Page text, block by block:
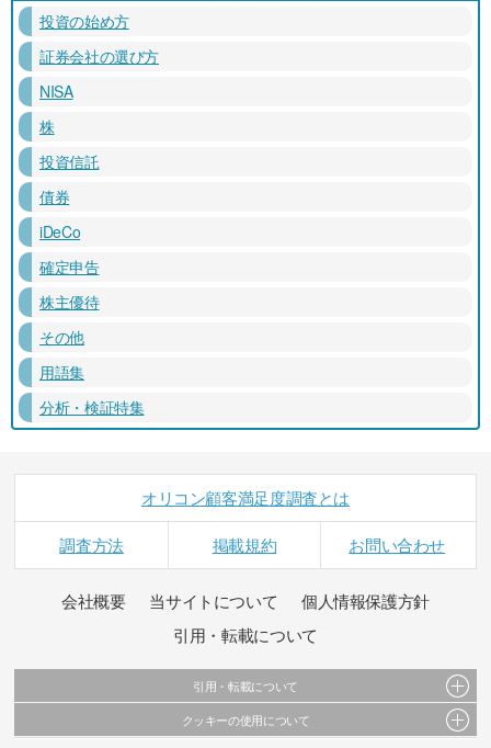
投資の始め方
証券会社の選び方
NISA
株
投資信託
債券
iDeCo
確定申告
株主優待
その他
用語集
分析・検証特集
オリコン顧客満足度調査とは
調査方法 掲載規約 お問い合わせ
会社概要 当サイトについて
個人情報保護方針
引用・転載について
引用・転載について
当サイトで公開されている情報（文字、写真、イラスト、画像データ等）及びこれらの配
クッキーの使用について